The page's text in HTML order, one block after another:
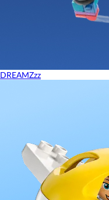
DREAMZzz